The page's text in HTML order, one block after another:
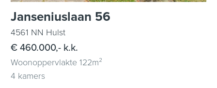
Janseniuslaan 56
4561 NN Hulst
€ 460.000,- k.k.
Woonoppervlakte 122m²
4 kamers